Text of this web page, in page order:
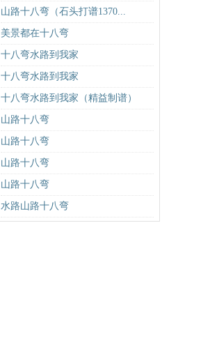
山路十八弯（石头打谱1370...
美景都在十八弯
十八弯水路到我家
十八弯水路到我家
十八弯水路到我家（精益制谱）
山路十八弯
山路十八弯
山路十八弯
山路十八弯
水路山路十八弯